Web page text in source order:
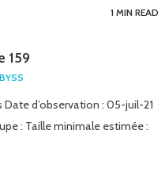
1 MIN READ
159
d’observation : 05-juil-21
: Taille minimale estimée :